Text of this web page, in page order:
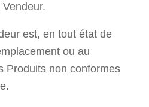
est, en tout état de
ou au
Produits non conformes